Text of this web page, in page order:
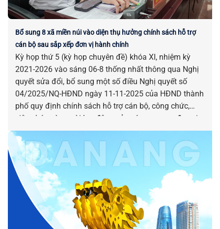
Bổ sung 8 xã miền núi vào diện thụ hưởng chính sách hỗ trợ
cán bộ sau sắp xếp đơn vị hành chính
Kỳ họp thứ 5 (kỳ họp chuyên đề) khóa XI, nhiệm kỳ
2021-2026 vào sáng 06-8 thống nhất thông qua Nghị
quyết sửa đổi, bổ sung một số điều Nghị quyết số
04/2025/NQ-HĐND ngày 11-11-2025 của HĐND thành
phố quy định chính sách hỗ trợ cán bộ, công chức,
viên chức và người lao động của các cơ quan, đơn vị
bị tác động, ảnh hưởng do sắp xếp đơn vị hành chính.